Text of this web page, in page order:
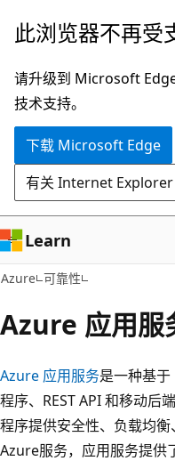
跳
主
要
内
此浏览器不再受
请升级到 Microsoft
技术支持。
下载 Microsoft Edge
有关 Internet
Learn
Azure 可靠性
Azure 应用服
Azure 应用服务是一种基
程序、REST API 和移动后
程序提供安全性、负载均
Azure服务，应用服务提供